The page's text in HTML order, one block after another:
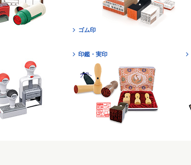
ゴム印
印鑑・実印